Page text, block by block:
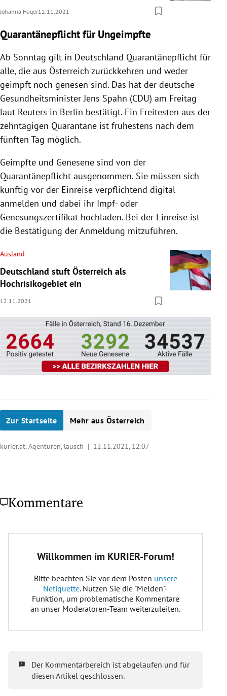
Johanna Hager12.11.2021
Quarantänepflicht für Ungeimpfte
Ab Sonntag gilt in Deutschland Quarantänepflicht für
alle, die aus Österreich zurückkehren und weder
geimpft noch genesen sind. Das hat der deutsche
Gesundheitsminister Jens Spahn (CDU) am Freitag
laut Reuters in Berlin bestätigt. Ein Freitesten aus der
zehntägigen Quarantäne ist frühestens nach dem
fünften Tag möglich.
Geimpfte und Genesene sind von der
Quarantänepflicht ausgenommen. Sie müssen sich
künftig vor der Einreise verpflichtend digital
anmelden und dabei ihr Impf- oder
Genesungszertifikat hochladen. Bei der Einreise ist
die Bestätigung der Anmeldung mitzuführen.
Ausland
Deutschland stuft Österreich als
Hochrisikogebiet ein
12.11.2021
Zur Startseite Mehr aus Österreich
kurier.at, Agenturen, lausch | 12.11.2021, 12:07
Kommentare